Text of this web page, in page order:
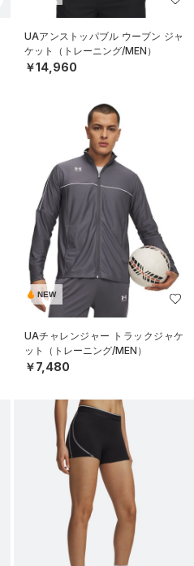
UAアンストッパブル ウーブン ジャ
ケット（トレーニング/MEN）
￥14,960
NEW
UAチャレンジャー トラックジャケ
ット（トレーニング/MEN）
￥7,480